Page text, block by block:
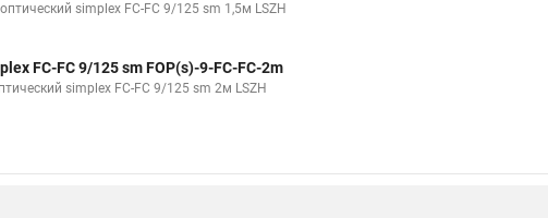
simplex FC-FC 9/125 sm 1,5м LSZH
FC-FC 9/125 sm FOP(s)-9-FC-FC-2m
simplex FC-FC 9/125 sm 2м LSZH